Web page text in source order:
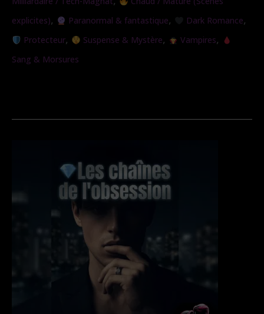
explicites), Paranormal & fantastique, Dark Romance,
Protecteur, Suspense & Mystère, Vampires,
Sang & Morsures